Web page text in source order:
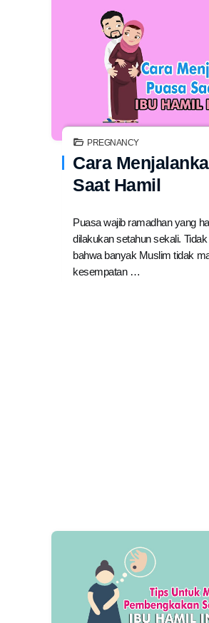
Cara
Saat Hamil
Puasa wajib ramadhan yang
dilakukan setahun sekali.
bahwa banyak Muslim tidak
kesempatan …
PREGNANCY